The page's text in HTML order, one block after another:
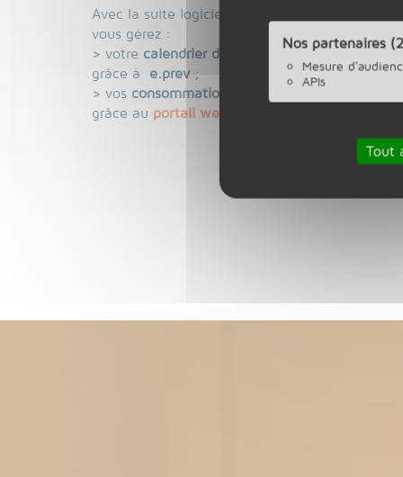
Nos partenaires
Mesure
APIs
Tout
Avec la suite logicielle Maintotel
vous gérez :
> votre calendrier de maintenance préventive
grâce à e.prev;
> vos consommations d’énergies
grâce au portail web Noé.